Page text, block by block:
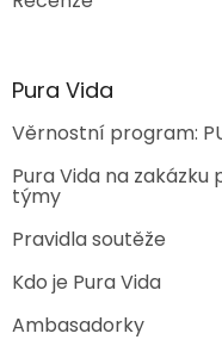
Pura Vida
Věrnostní program:
Pura Vida na
týmy
Pravidla soutěže
Kdo je Pura Vida
Ambasadorky